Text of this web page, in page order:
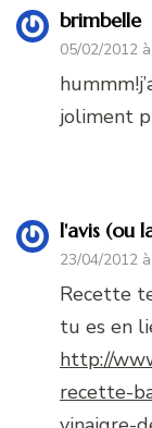
brimbelle
05/02/2012
joliment
l'avis (ou
23/04/2012
Recette
tu es en
http://
recette-